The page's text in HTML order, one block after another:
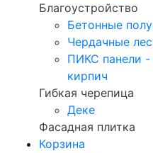
Благоустройство
Бетонные
Чердачные
ПИКС панели -
кирпич
Гибкая черепица
Деке
Фасадная плитка
Корзина